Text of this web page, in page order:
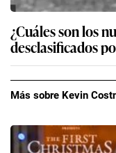
¿Cuáles son los
desclasificados
Más sobre Kevin